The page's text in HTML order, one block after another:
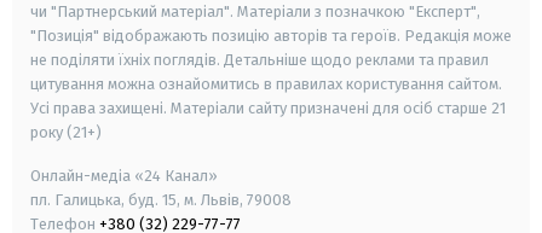
чи "Партнерський матеріал". Матеріали з позначкою "Експерт",
"Позиція" відображають позицію авторів та героїв. Редакція може
не поділяти їхніх поглядів. Детальніше щодо реклами та правил
цитування можна ознайомитись в правилах користування сайтом.
Усі права захищені. Матеріали сайту призначені для осіб старше 21
року (21+)
Онлайн-медіа «24 Канал»
пл. Галицька, буд. 15, м. Львів, 79008
Телефон +380 (32) 229-77-77